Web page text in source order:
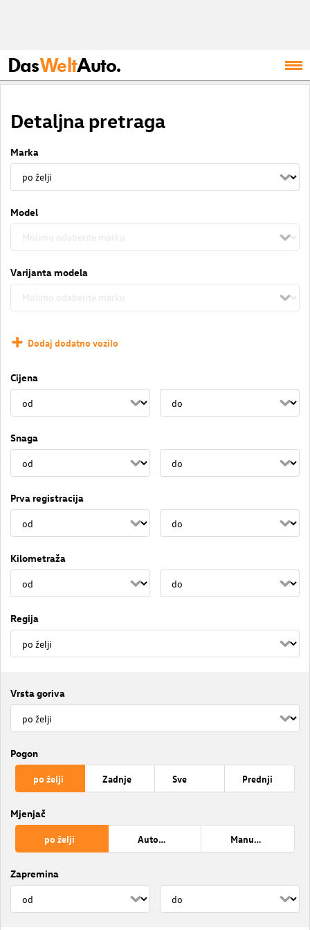
DasWeltAuto.
Detaljna pretraga
Marka
Model
Varijanta modela
Dodaj dodatno vozilo
Cijena
Snaga
Prva registracija
Kilometraža
Regija
Vrsta goriva
Pogon
po želji Zadnje Sve Prednji
Mjenjač
po želji Automatik Manuelni
Zapremina